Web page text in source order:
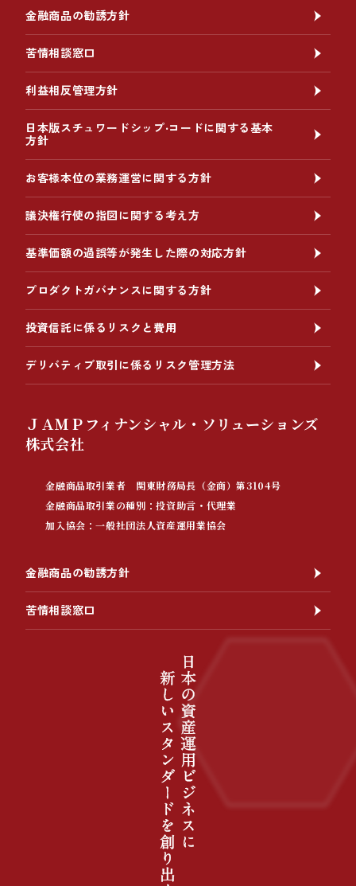
金融商品の勧誘方針
苦情相談窓口
利益相反管理方針
日本版スチュワードシップ‧コードに関する基本
方針
お客様本位の業務運営に関する方針
議決権行使の指図に関する考え方
基準価額の過誤等が発生した際の対応方針
プロダクトガバナンスに関する方針
投資信託に係るリスクと費用
デリバティブ取引に係るリスク管理方法
ＪＡＭＰフィナンシャル・ソリューションズ
株式会社
金融商品取引業者 関東財務局長（金商）第3104号
金融商品取引業の種別：投資助言・代理業
加入協会：一般社団法人資産運用業協会
金融商品の勧誘方針
苦情相談窓口